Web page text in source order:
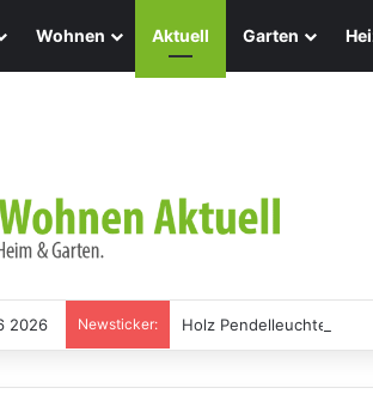
Wohnen Aktuell Garten
2026 Newsticker: Holz Pendelleuchten: